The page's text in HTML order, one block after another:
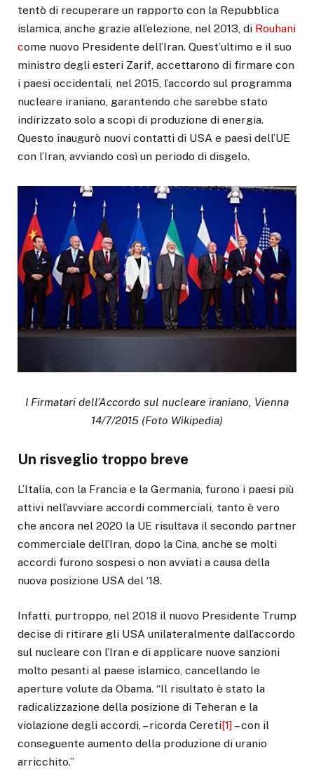
tentò di recuperare un rapporto con la Repubblica
islamica, anche grazie all’elezione, nel 2013, di Rouhani
come nuovo Presidente dell’Iran. Quest’ultimo e il suo
ministro degli esteri Zarif, accettarono di firmare con
i paesi occidentali, nel 2015, l’accordo sul programma
nucleare iraniano, garantendo che sarebbe stato
indirizzato solo a scopi di produzione di energia.
Questo inaugurò nuovi contatti di USA e paesi dell’UE
con l’Iran, avviando così un periodo di disgelo.
I Firmatari dell’Accordo sul nucleare iraniano, Vienna
14/7/2015 (Foto Wikipedia)
Un risveglio troppo breve
L’Italia, con la Francia e la Germania, furono i paesi più
attivi nell’avviare accordi commerciali, tanto è vero
che ancora nel 2020 la UE risultava il secondo partner
commerciale dell’Iran, dopo la Cina, anche se molti
accordi furono sospesi o non avviati a causa della
nuova posizione USA del ‘18.
Infatti, purtroppo, nel 2018 il nuovo Presidente Trump
decise di ritirare gli USA unilateralmente dall’accordo
sul nucleare con l’Iran e di applicare nuove sanzioni
molto pesanti al paese islamico, cancellando le
aperture volute da Obama. “Il risultato è stato la
radicalizzazione della posizione di Teheran e la
violazione degli accordi, – ricorda Cereti[1] – con il
conseguente aumento della produzione di uranio
arricchito.”